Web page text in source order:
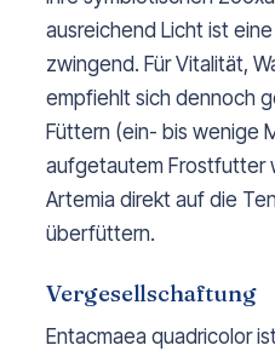
ausreichend Licht ist
zwingend. Für Vitalität,
empfiehlt sich dennoch
Füttern (ein- bis wenige
aufgetautem Frostfutter
Artemia direkt auf die
überfüttern.
Vergesellschaftung
Entacmaea quadricolor